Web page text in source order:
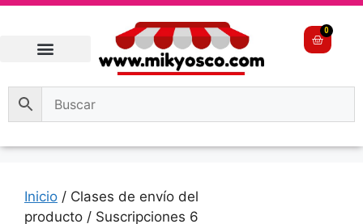
0
Inicio / Clases de envío del
producto / Suscripciones 6